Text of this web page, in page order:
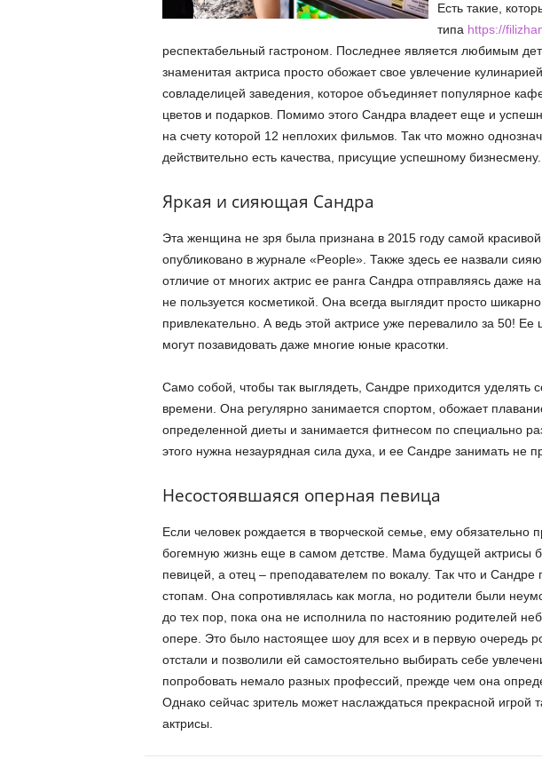
Есть такие,
типа https://
респектабельный гастроном. Последнее является любимым
знаменитая актриса просто обожает свое увлечение
совладелицей заведения, которое объединяет популярное
цветов и подарков. Помимо этого Сандра владеет еще и
на счету которой 12 неплохих фильмов. Так что можно
действительно есть качества, присущие успешному бизнесмену.
Яркая и сияющая Сандра
Эта женщина не зря была признана в 2015 году самой
опубликовано в журнале «People». Также здесь ее назвали
отличие от многих актрис ее ранга Сандра отправляясь даже
не пользуется косметикой. Она всегда выглядит просто
привлекательно. А ведь этой актрисе уже перевалило за 50!
могут позавидовать даже многие юные красотки.
Само собой, чтобы так выглядеть, Сандре приходится уделять
времени. Она регулярно занимается спортом, обожает
определенной диеты и занимается фитнесом по специально
этого нужна незаурядная сила духа, и ее Сандре занимать не
Несостоявшаяся оперная певица
Если человек рождается в творческой семье, ему обязательно
богемную жизнь еще в самом детстве. Мама будущей актрисы
певицей, а отец – преподавателем по вокалу. Так что и
стопам. Она сопротивлялась как могла, но родители были
до тех пор, пока она не исполнила по настоянию родителей
опере. Это было настоящее шоу для всех и в первую очередь
отстали и позволили ей самостоятельно выбирать себе
попробовать немало разных профессий, прежде чем она
Однако сейчас зритель может наслаждаться прекрасной игрой
актрисы.